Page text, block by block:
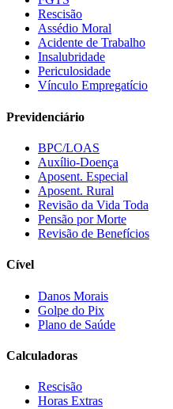
Rescisão
Assédio Moral
Acidente de Trabalho
Insalubridade
Periculosidade
Vínculo Empregatício
Previdenciário
BPC/LOAS
Auxílio-Doença
Aposent. Especial
Aposent. Rural
Revisão da Vida Toda
Pensão por Morte
Revisão de Benefícios
Cível
Danos Morais
Golpe do Pix
Plano de Saúde
Calculadoras
Rescisão
Horas Extras